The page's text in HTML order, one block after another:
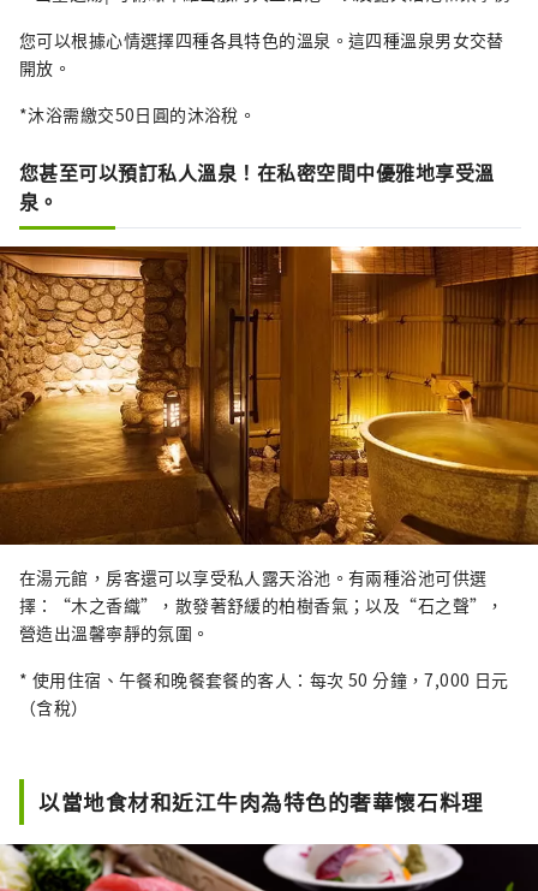
您可以根據心情選擇四種各具特色的溫泉。這四種溫泉男女交替
開放。
*沐浴需繳交50日圓的沐浴稅。
您甚至可以預訂私人溫泉！在私密空間中優雅地享受溫
泉。
在湯元館，房客還可以享受私人露天浴池。有兩種浴池可供選
擇：“木之香織”，散發著舒緩的柏樹香氣；以及“石之聲”，
營造出溫馨寧靜的氛圍。
* 使用住宿、午餐和晚餐套餐的客人：每次 50 分鐘，7,000 日元
（含稅）
以當地食材和近江牛肉為特色的奢華懷石料理